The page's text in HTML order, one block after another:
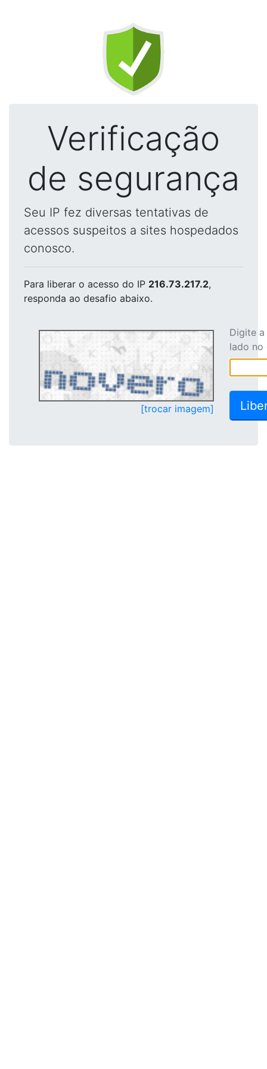
Verificação
de segurança
Seu IP fez diversas tentativas de
acessos suspeitos a sites hospedados
conosco.
Para liberar o acesso do IP 216.73.217.2,
responda ao desafio abaixo.
[trocar imagem]
Digite
lado no